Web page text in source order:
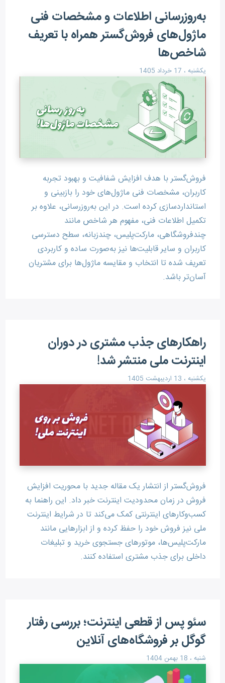
به‌روزرسانی اطلاعات و مشخصات فنی
ماژول‌های فروش‌گستر همراه با تعریف
شاخص‌ها
یکشنبه ، 17 خرداد 1405
فروش‌گستر با هدف افزایش شفافیت و بهبود تجربه
کاربران، مشخصات فنی ماژول‌های خود را بازبینی و
استانداردسازی کرده است. در این به‌روزرسانی، علاوه بر
تکمیل اطلاعات فنی، مفهوم هر شاخص مانند
چندفروشگاهی، مارکت‌پلیس، چندزبانه، سطح دسترسی
کاربران و سایر قابلیت‌ها نیز به‌صورت ساده و کاربردی
تعریف شده تا انتخاب و مقایسه ماژول‌ها برای مشتریان
آسان‌تر باشد.
راهکارهای جذب مشتری در دوران
اینترنت ملی منتشر شد!
یکشنبه ، 13 اردیبهشت 1405
فروش‌گستر از انتشار یک مقاله جدید با محوریت افزایش
فروش در زمان محدودیت اینترنت خبر داد. این راهنما به
کسب‌وکارهای اینترنتی کمک می‌کند تا در شرایط اینترنت
ملی نیز فروش خود را حفظ کرده و از ابزارهایی مانند
مارکت‌پلیس‌ها، موتورهای جستجوی خرید و تبلیغات
داخلی برای جذب مشتری استفاده کنند.
سئو پس از قطعی اینترنت؛ بررسی رفتار
گوگل بر فروشگاه‌های آنلاین
شنبه ، 18 بهمن 1404